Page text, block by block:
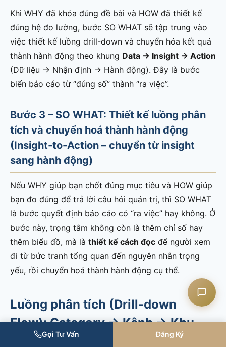
Khi WHY đã khóa đúng đề bài và HOW đã thiết kế
đúng hệ đo lường, bước SO WHAT sẽ tập trung vào
việc thiết kế luồng drill-down và chuyển hóa kết quả
thành hành động theo khung Data → Insight → Action
(Dữ liệu → Nhận định → Hành động). Đây là bước
biến báo cáo từ “đúng số” thành “ra việc”.
Bước 3 – SO WHAT: Thiết kế luồng phân
tích và chuyển hoá thành hành động
(Insight-to-Action – chuyển từ insight
sang hành động)
Nếu WHY giúp bạn chốt đúng mục tiêu và HOW giúp
bạn đo đúng để trả lời câu hỏi quản trị, thì SO WHAT
là bước quyết định báo cáo có “ra việc” hay không. Ở
bước này, trọng tâm không còn là thêm chỉ số hay
thêm biểu đồ, mà là thiết kế cách đọc để người xem
đi từ bức tranh tổng quan đến nguyên nhân trọng
yếu, rồi chuyển hoá thành hành động cụ thể.
Luồng phân tích (Drill-down
Flow): Category → Kênh → Khu
vực/Cluster → Brand → SKU
Gọi Tư Vấn Đăng Ký
Liên hệ CASK
Chat Zalo
Chat Facebook
Yêu cầu tư vấn